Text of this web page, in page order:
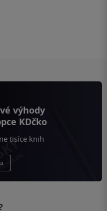
výhody
KDčko
tisíce knih